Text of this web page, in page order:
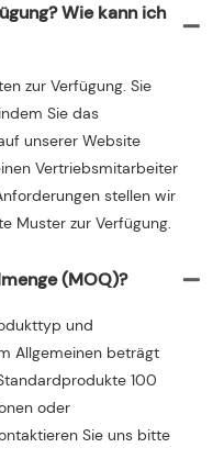
Wie kann ich
zur Verfügung. Sie
Sie das
unserer Website
Vertriebsmitarbeiter
stellen wir
Muster zur Verfügung.
(MOQ)?
und
Allgemeinen beträgt
100
oder
Sie uns bitte